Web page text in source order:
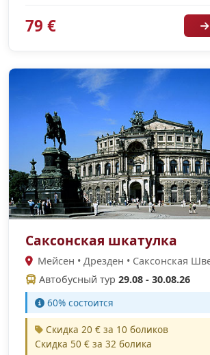
79 €
Саксонская шкатулка
Мейсен • Дрезден • Саксонская
Автобусный тур 29.08 - 30.08.26
60% cостоится
Скидка 20 € за 10 боликов
Скидка 50 € за 32 болика